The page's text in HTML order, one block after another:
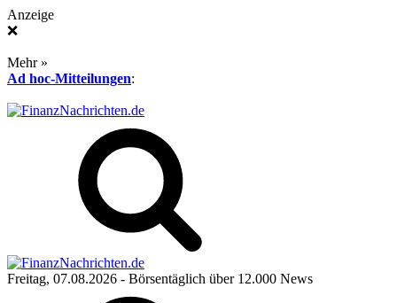
Anzeige
❌
Mehr »
Ad hoc-Mitteilungen:
Freitag, 07.08.2026 - Börsentäglich über 12.000 News